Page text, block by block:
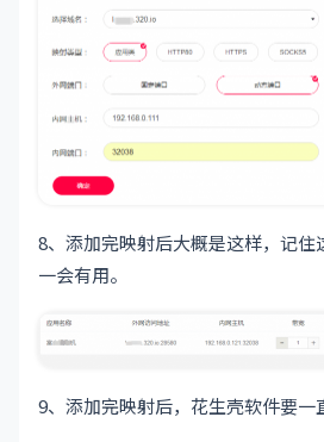
8、添加完映射后大概是这样，记住
一会有用。
9、添加完映射后，花生壳软件要一